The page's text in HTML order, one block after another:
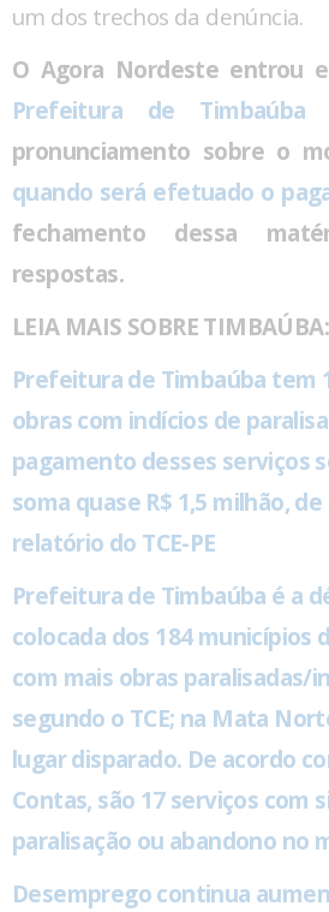
um dos trechos da denúncia.
O Agora Nordeste entrou
Prefeitura de Timbaúba
pronunciamento sobre o
quando será efetuado o
fechamento dessa
respostas.
LEIA MAIS SOBRE TIMBAÚBA:
Prefeitura de Timbaúba tem
obras com indícios de
pagamento desses serviços
soma quase R$ 1,5 milhão,
relatório do TCE-PE
Prefeitura de Timbaúba é a
colocada dos 184 municípios
com mais obras paralisadas/
segundo o TCE; na Mata
lugar disparado. De acordo
Contas, são 17 serviços com
paralisação ou abandono no
Desemprego continua